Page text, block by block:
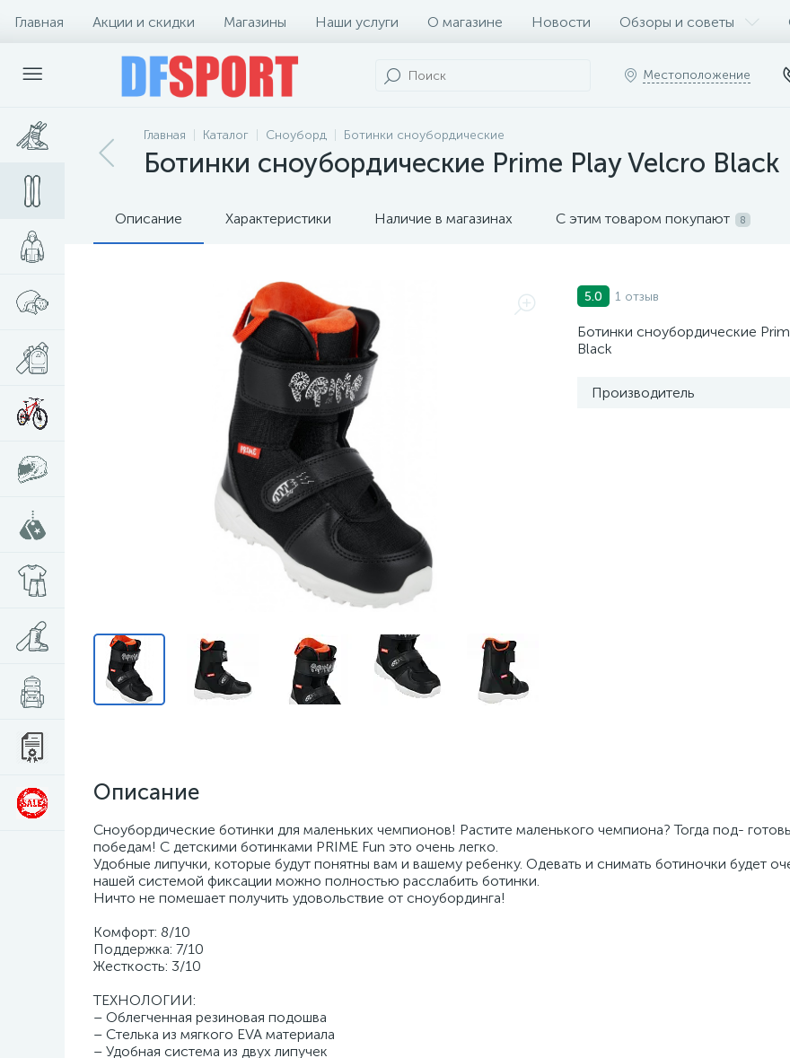
Главная Акции и скидки Магазины Наши услуги О магазине Новости Обзоры и советы
Местоположение
Главная Каталог Сноуборд Ботинки сноубордические
Ботинки сноубордические Prime Play Velcro Black
Описание Характеристики Наличие в магазинах С этим товаром покупают 8
5.0 1 отзыв
Ботинки сноубордические
Black
Производитель
Описание
Сноубордические ботинки для маленьких чемпионов! Растите маленького чемпиона? Тогда под-
победам! С детскими ботинками PRIME Fun это очень легко.
Удобные липучки, которые будут понятны вам и вашему ребенку. Одевать и снимать ботиночки будет
нашей системой фиксации можно полностью расслабить ботинки.
Ничто не помешает получить удовольствие от сноубординга!
Комфорт: 8/10
Поддержка: 7/10
Жесткость: 3/10
ТЕХНОЛОГИИ:
– Облегченная резиновая подошва
– Стелька из мягкого EVA материала
– Удобная система из двух липучек